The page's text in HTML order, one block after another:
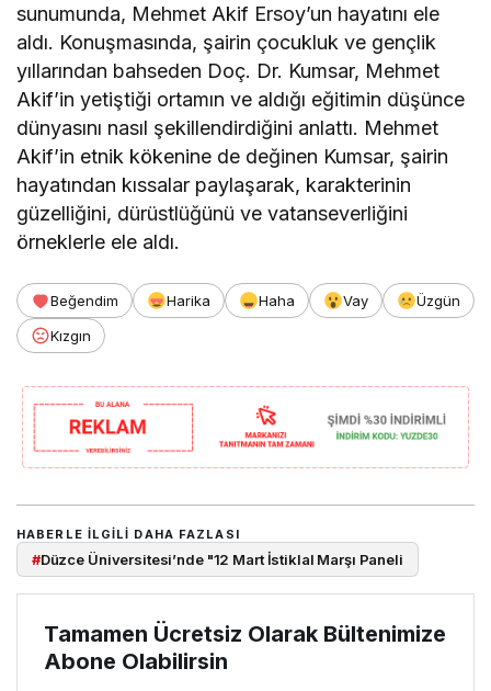
sunumunda, Mehmet Akif Ersoy’un hayatını ele
aldı. Konuşmasında, şairin çocukluk ve gençlik
yıllarından bahseden Doç. Dr. Kumsar, Mehmet
Akif’in yetiştiği ortamın ve aldığı eğitimin düşünce
dünyasını nasıl şekillendirdiğini anlattı. Mehmet
Akif’in etnik kökenine de değinen Kumsar, şairin
hayatından kıssalar paylaşarak, karakterinin
güzelliğini, dürüstlüğünü ve vatanseverliğini
örneklerle ele aldı.
Beğendim Harika Haha Vay
Üzgün
Kızgın
HABERLE ILGILI DAHA FAZLASI
#Düzce Üniversitesi’nde "12 Mart İstiklal Marşı Paneli
Tamamen Ücretsiz Olarak Bültenimize
Abone Olabilirsin